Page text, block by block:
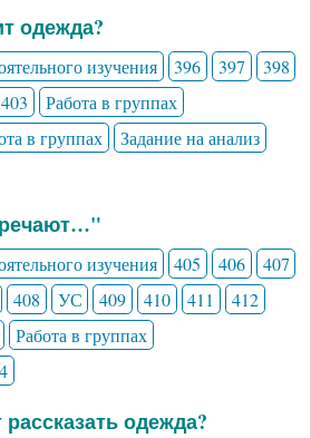
одежда?
изучения 396 397
398
403
Работа в группах
в группах
Задание на анализ
изучения 405 406
407
408 УС 409 410 411
412
Работа в группах
одежда?